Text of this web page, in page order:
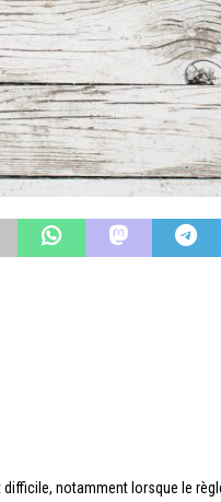
notamment lorsque le